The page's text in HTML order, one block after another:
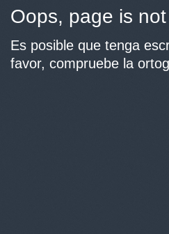
Oops, page is
Es posible que tenga
favor, compruebe la